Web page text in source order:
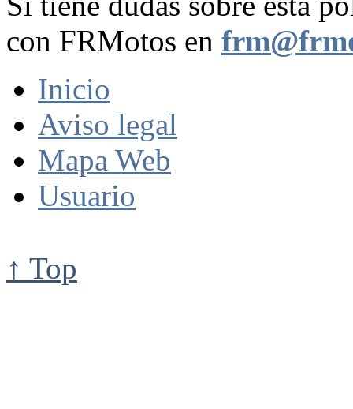
con FRMotos en
Inicio
Aviso legal
Mapa Web
Usuario
↑ Top